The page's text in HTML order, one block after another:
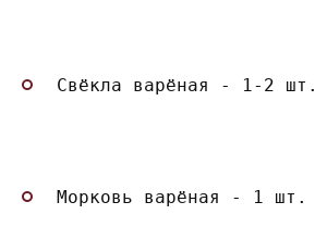
Свёкла варёная - 1-2 шт.
Морковь варёная - 1 шт.